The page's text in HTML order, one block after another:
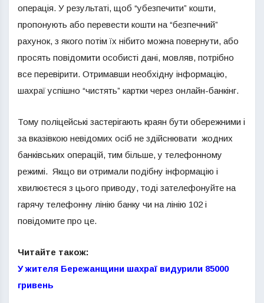
операція. У результаті, щоб “убезпечити” кошти,
пропонують або перевести кошти на “безпечний”
рахунок, з якого потім їх нібито можна повернути, або
просять повідомити особисті дані, мовляв, потрібно
все перевірити. Отримавши необхідну інформацію,
шахраї успішно “чистять” картки через онлайн-банкінг.
Тому поліцейські застерігають краян бути обережними і
за вказівкою невідомих осіб не здійснювати жодних
банківських операцій, тим більше, у телефонному
режимі. Якщо ви отримали подібну інформацію і
хвилюєтеся з цього приводу, тоді зателефонуйте на
гарячу телефонну лінію банку чи на лінію 102 і
повідомите про це.
Читайте також:
У жителя Бережанщини шахраї видурили 85000
гривень